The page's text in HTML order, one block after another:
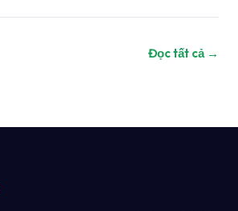
Đọc tất cả →